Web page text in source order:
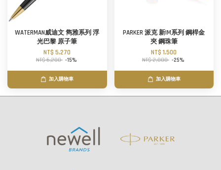
WATERMAN威迪文 雋雅系列 浮
光巴黎 原子筆
NT$ 5,270
NT$ 6,200 -15%
加入購物車
PARKER 派克 新IM系列 鋼桿金
夾 鋼珠筆
NT$ 1,500
NT$ 2,000 -25%
加入購物車